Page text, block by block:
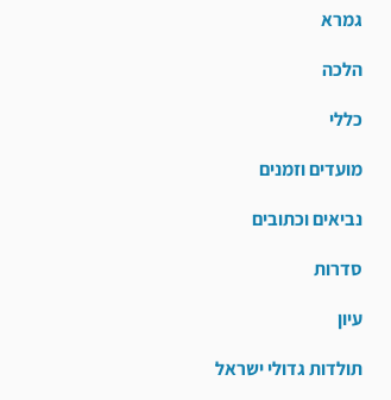
גמרא
הלכה
כללי
מועדים וזמנים
נביאים וכתובים
סדרות
עיון
תולדות גדולי ישראל